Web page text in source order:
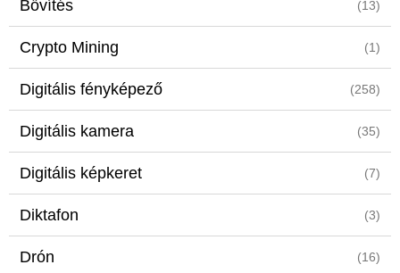
Bővítés (13)
Crypto Mining (1)
Digitális fényképező (258)
Digitális kamera (35)
Digitális képkeret (7)
Diktafon (3)
Drón (16)